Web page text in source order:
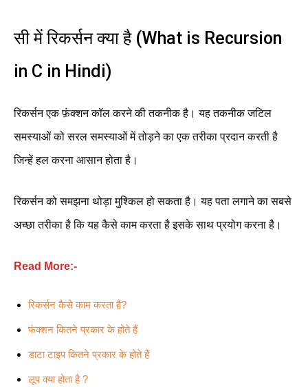
सी में रिकर्सन क्या है (What is Recursion
in C in Hindi)
रिकर्सन एक फ़ंक्शन कॉल करने की तकनीक है। यह तकनीक जटिल
समस्याओं को सरल समस्याओं में तोड़ने का एक तरीका प्रदान करती है
जिन्हें हल करना आसान होता है।
रिकर्सन को समझना थोड़ा मुश्किल हो सकता है। यह पता लगाने का सबसे
अच्छा तरीका है कि यह कैसे काम करता है इसके साथ प्रयोग करना है।
Read More:-
रिकर्सन कैसे काम करता है?
फंक्शन कितने प्रकार के होते हैं
डाटा टाइप कितने प्रकार के होते हैं
लूप क्या होता है ?